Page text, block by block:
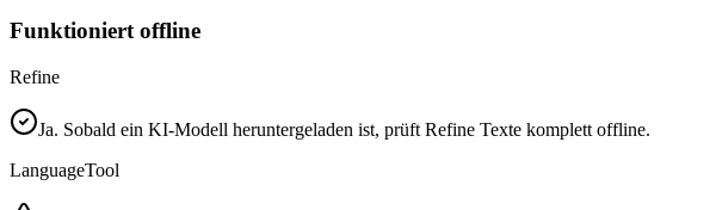
Funktioniert offline
Refine
Ja. Sobald ein KI-Modell heruntergeladen ist, prüft Refine Texte komplett offline.
LanguageTool